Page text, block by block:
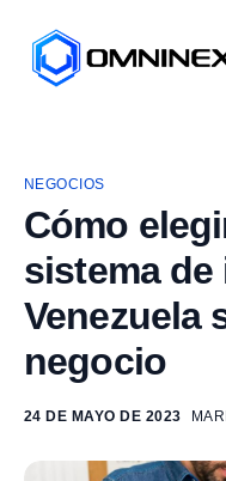
Distribuidores
Artículos
NEGOCIOS
Cómo
sistema
Venezuela
negocio
24 DE MAYO DE 2023